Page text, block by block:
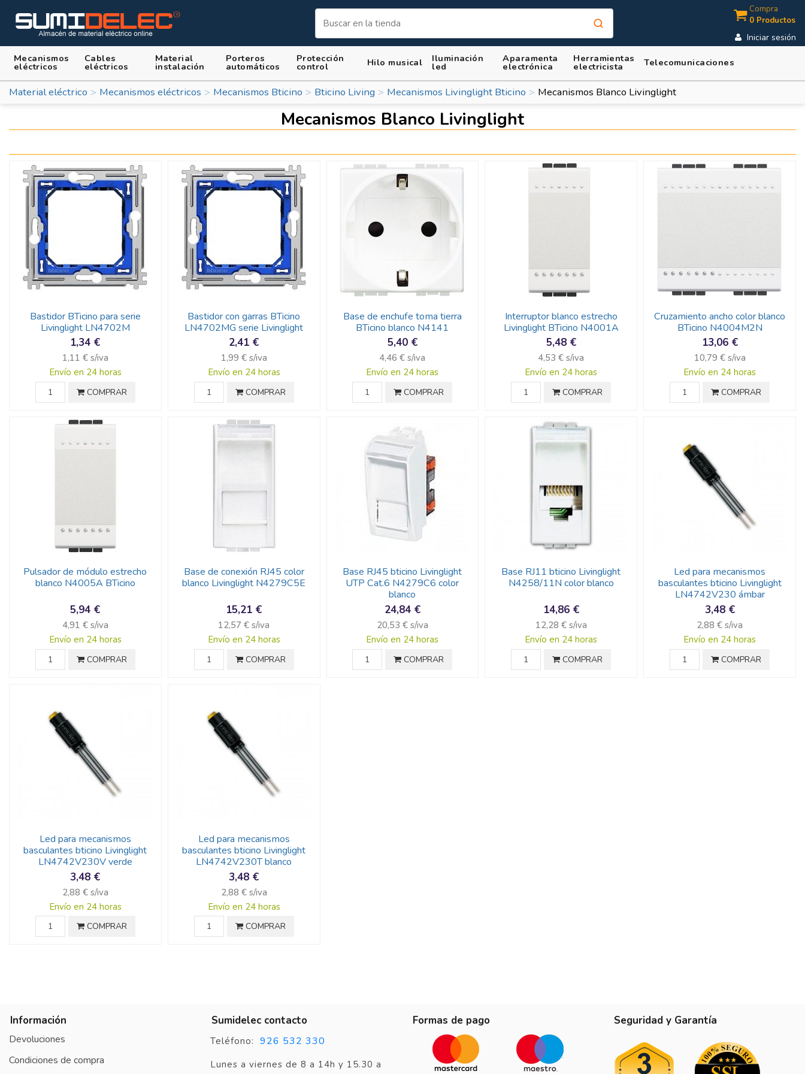
Compra
0 Productos
Iniciar sesión
Mecanismos
eléctricos
Cables
eléctricos
Material
instalación
Porteros
automáticos
Protección
control Hilo musical Iluminación
led
Aparamenta
electrónica
Herramientas
electricista Telecomunicaciones
Material eléctrico Mecanismos eléctricos Mecanismos Bticino Bticino Living Mecanismos Livinglight Bticino Mecanismos Blanco Livinglight
Mecanismos Blanco Livinglight
Bastidor BTicino para serie
Livinglight LN4702M
1,34 €
1,11 € s/iva
Envío en 24 horas
COMPRAR
Bastidor con garras BTicino
LN4702MG serie Livinglight
2,41 €
1,99 € s/iva
Envío en 24 horas
COMPRAR
Base de enchufe toma tierra
BTicino blanco N4141
5,40 €
4,46 € s/iva
Envío en 24 horas
COMPRAR
Interruptor blanco estrecho
Livinglight BTicino N4001A
5,48 €
4,53 € s/iva
Envío en 24 horas
COMPRAR
Cruzamiento ancho color blanco
BTicino N4004M2N
13,06 €
10,79 € s/iva
Envío en 24 horas
COMPRAR
Pulsador de módulo estrecho
blanco N4005A BTicino
5,94 €
4,91 € s/iva
Envío en 24 horas
COMPRAR
Base de conexión RJ45 color
blanco Livinglight N4279C5E
15,21 €
12,57 € s/iva
Envío en 24 horas
COMPRAR
Base RJ45 bticino Livinglight
UTP Cat.6 N4279C6 color
blanco
24,84 €
20,53 € s/iva
Envío en 24 horas
COMPRAR
Base RJ11 bticino Livinglight
N4258/11N color blanco
14,86 €
12,28 € s/iva
Envío en 24 horas
COMPRAR
Led para mecanismos
basculantes bticino Livinglight
LN4742V230 ámbar
3,48 €
2,88 € s/iva
Envío en 24 horas
COMPRAR
Led para mecanismos
basculantes bticino Livinglight
LN4742V230V verde
3,48 €
2,88 € s/iva
Envío en 24 horas
COMPRAR
Led para mecanismos
basculantes bticino Livinglight
LN4742V230T blanco
3,48 €
2,88 € s/iva
Envío en 24 horas
COMPRAR
Información
Devoluciones
Condiciones de compra
Sumidelec contacto
Teléfono: 926 532 330
Lunes a viernes de 8 a 14h y 15.30 a
Formas de pago Seguridad y Garantía